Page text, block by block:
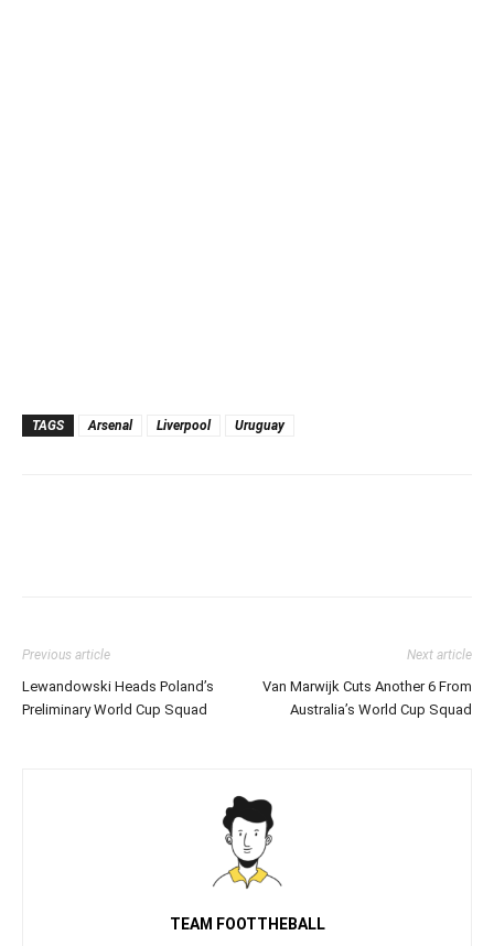
TAGS Arsenal Liverpool Uruguay
Previous article
Lewandowski Heads Poland’s
Preliminary World Cup Squad
Next article
Van Marwijk Cuts Another 6 From
Australia’s World Cup Squad
TEAM FOOTTHEBALL